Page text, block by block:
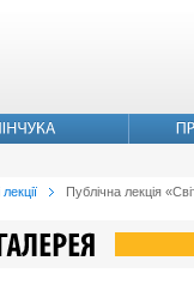
Публічна лекція